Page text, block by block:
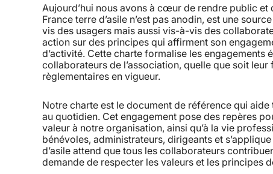
Aujourd’hui nous avons à cœur de rendre public
France terre d’asile n’est pas anodin, est une
vis des usagers mais aussi vis-à-vis des
action sur des principes qui affirment son
d’activité. Cette charte formalise les engagements
collaborateurs de l’association, quelle que soit
règlementaires en vigueur.
Notre charte est le document de référence qui
au quotidien. Cet engagement pose des repères
valeur à notre organisation, ainsi qu’à la vie
bénévoles, administrateurs, dirigeants et
d’asile attend que tous les collaborateurs
demande de respecter les valeurs et les principes